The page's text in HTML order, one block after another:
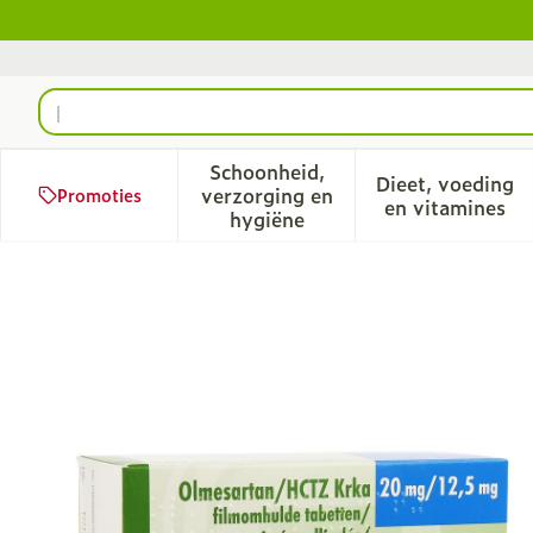
Product, merk, categorie...
Promoties
Schoonheid,
verzorging en
hygiëne
Toon submenu voor
Dieet, voeding
en vitamines
Toon
Olmesartan Hctz Krka